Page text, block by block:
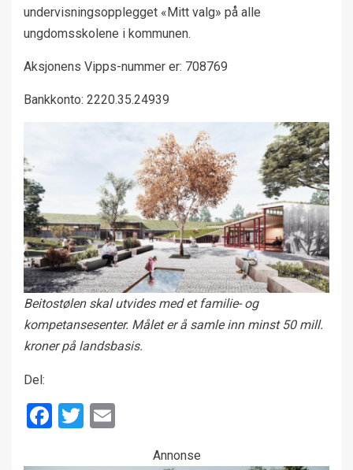
undervisningsopplegget «Mitt valg» på alle
ungdomsskolene i kommunen.
Aksjonens Vipps-nummer er: 708769
Bankkonto: 2220.35.24939
Beitostølen skal utvides med et familie- og
kompetansesenter. Målet er å samle inn minst 50 mill.
kroner på landsbasis.
Del:
Facebook
Twitter
Annonse